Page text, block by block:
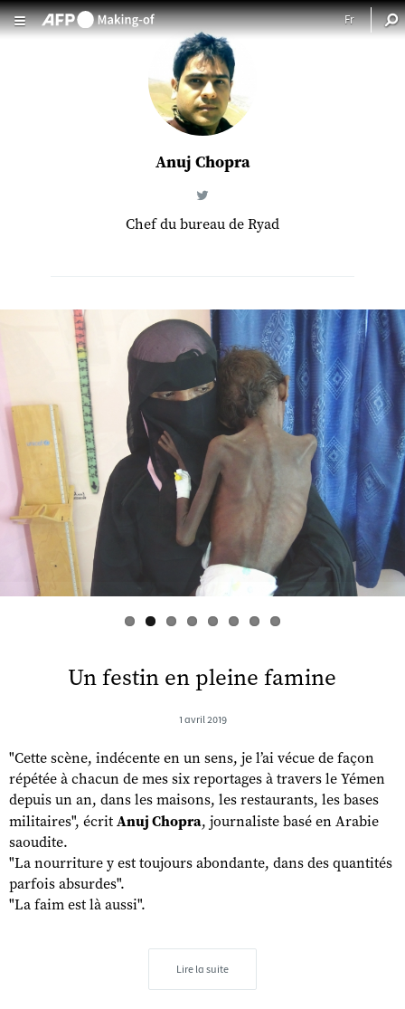
Anuj Chopra
Chef du bureau de Ryad
Un festin en pleine famine
1 avril 2019
"Cette scène, indécente en un sens, je l’ai vécue de façon
répétée à chacun de mes six reportages à travers le Yémen
depuis un an, dans les maisons, les restaurants, les bases
militaires", écrit Anuj Chopra, journaliste basé en Arabie
saoudite.
"La nourriture y est toujours abondante, dans des quantités
parfois absurdes".
"La faim est là aussi".
Lire la suite